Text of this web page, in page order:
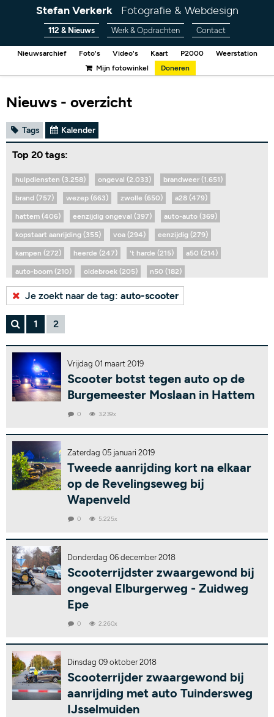
Stefan Verkerk Fotografie & Webdesign
112 & Nieuws Werk & Opdrachten Contact
Nieuwsarchief Foto's Video's Kaart P2000
Weerstation
Mijn fotowinkel
Doneren
Nieuws - overzicht
Tags Kalender
Top 20 tags:
hulpdiensten (3.258) ongeval (2.033) brandweer (1.651)
brand (757) wezep (663) zwolle (650) a28 (479)
hattem (406) eenzijdig ongeval (397) auto-auto (369)
kopstaart aanrijding (355) voa (294) eenzijdig (279)
kampen (272) heerde (247) 't harde (215) a50 (214)
auto-boom (210) oldebroek (205) n50 (182)
Bekijk alle tags...
Je zoekt naar de tag: auto-scooter
1 2
Vrijdag 01 maart 2019
Scooter botst tegen auto op de
Burgemeester Moslaan in Hattem
0 3.239x
Zaterdag 05 januari 2019
Tweede aanrijding kort na elkaar
op de Revelingseweg bij
Wapenveld
0 5.225x
Donderdag 06 december 2018
Scooterrijdster zwaargewond bij
ongeval Elburgerweg - Zuidweg
Epe
0 2.260x
Dinsdag 09 oktober 2018
Scooterrijder zwaargewond bij
aanrijding met auto Tuindersweg
IJsselmuiden